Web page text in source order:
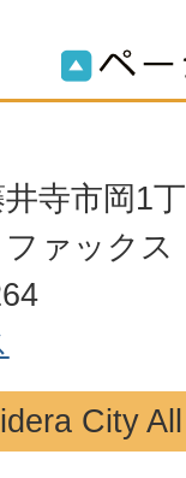
寺市岡1
ァックス
City